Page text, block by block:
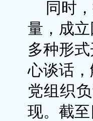
同时
量，成
多种形
心谈话
党组织
现。截